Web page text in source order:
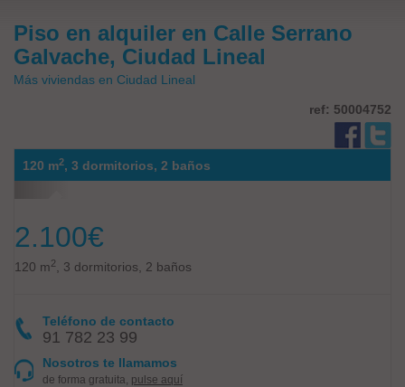
Piso en alquiler en Calle Serrano
Galvache, Ciudad Lineal
Más viviendas en Ciudad Lineal
ref: 50004752
120 m2, 3 dormitorios, 2 baños
2.100€
120 m2 , 3 dormitorios, 2 baños
Teléfono de contacto
91 782 23 99
Nosotros te llamamos
de forma gratuita, pulse aquí